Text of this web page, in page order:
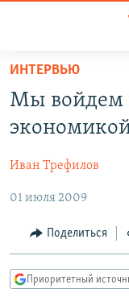
упрощенного
доступа
основному
Вернутся
главной
навигации
Вернутся
ПОДКАСТЫ
ЦИТАТЫ СВОБОДЫ
МНЕНИЯ
КУЛЬТУРА
IDEL.РЕАЛИИ
КАВКАЗ.РЕАЛИИ
ИНТЕРВЬЮ
Мы войдем
Иван Трефилов
01 июля 2009
Поделиться
Приоритетный